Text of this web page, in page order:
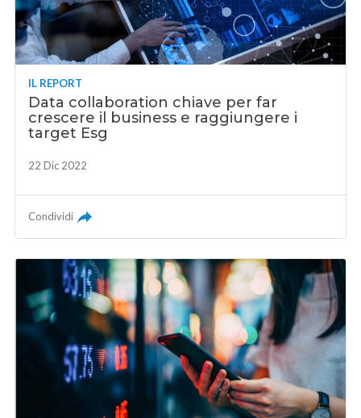
IL REPORT
Data collaboration chiave per far
crescere il business e raggiungere i
target Esg
22 Dic 2022
Condividi